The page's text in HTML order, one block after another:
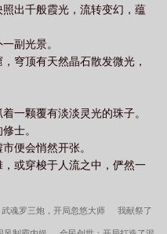
出千般霞光，流转变幻，蕴
副光景。
穹顶有天然晶石散发微光，
一颗覆有淡淡灵光的珠子。
士。
便会悄然开张。
或穿梭于人流之中，俨然一
魂罗三炮，开局忽悠大师 我献祭了